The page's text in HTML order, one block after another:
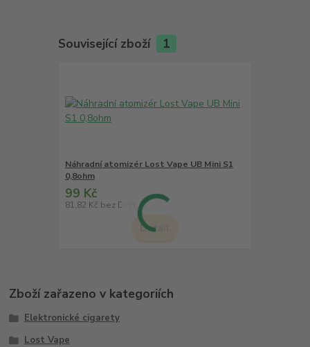
Související zboží 1
Náhradní atomizér Lost Vape UB Mini S1
0,8ohm
99 Kč
81,82 Kč bez DPH
Detail
Zboží zařazeno v kategoriích
Elektronické cigarety
Lost Vape